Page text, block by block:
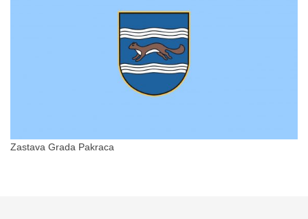
Zastava Grada Pakraca